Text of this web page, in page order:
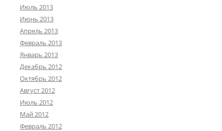
Июль 2013
Июнь 2013
Апрель 2013
Февраль 2013
Январь 2013
Декабрь 2012
Октябрь 2012
Август 2012
Июль 2012
Май 2012
Февраль 2012